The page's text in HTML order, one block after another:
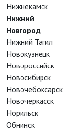
Нижнекамск
Нижний
Новгород
Нижний Тагил
Новокузнецк
Новороссийск
Новосибирск
Новочебоксарск
Новочеркасск
Норильск
Обнинск